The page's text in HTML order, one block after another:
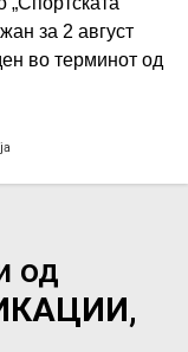
за 2 август
во терминот од
од